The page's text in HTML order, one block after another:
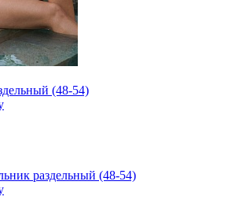
(48-54)
раздельный (48-54)